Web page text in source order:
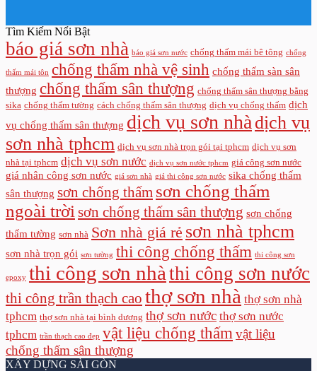
Tìm Kiếm Nổi Bật
báo giá sơn nhà báo giá sơn nước chống thấm mái bê tông chống
thấm mái tôn chống thấm nhà vệ sinh chống thấm sàn sân
thượng chống thấm sân thượng chống thấm sân thượng bằng
sika chống thấm tường cách chống thấm sân thượng dịch vụ chống thấm dịch
vụ chống thấm sân thượng dịch vụ sơn nhà dịch vụ
sơn nhà tphcm dịch vụ sơn nhà trọn gói tại tphcm dịch vụ sơn
nhà tại tphcm dịch vụ sơn nước dịch vụ sơn nước tphcm giá công sơn nước
giá nhân công sơn nước giá sơn nhà giá thi công sơn nước sika chống thấm
sân thượng sơn chống thấm sơn chống thấm
ngoài trời sơn chống thấm sân thượng sơn chống
thấm tường sơn nhà Sơn nhà giá rẻ sơn nhà tphcm
sơn nhà trọn gói sơn tường thi công chống thấm thi công sơn
epoxy thi công sơn nhà thi công sơn nước
thi công trần thạch cao thợ sơn nhà thợ sơn nhà
tphcm thợ sơn nhà tại bình dương thợ sơn nước thợ sơn nước
tphcm trần thạch cao đẹp vật liệu chống thấm vật liệu
chống thấm sân thượng
XÂY DỰNG SÀI GÒN